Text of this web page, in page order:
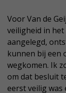
Voor Van de
veiligheid in
aangelegd,
kunnen bij een
wegkomen. Ik
om dat besluit
eerst veilig